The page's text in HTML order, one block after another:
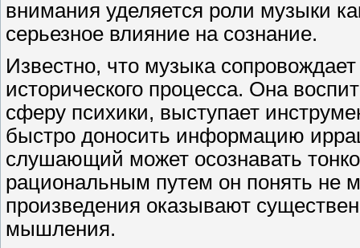
внимания уделяется роли музыки
серьезное влияние на сознание.
Известно, что музыка
исторического процесса. Она
сферу психики, выступает
быстро доносить информацию
слушающий может осознавать
рациональным путем он понять не
произведения оказывают
мышления.